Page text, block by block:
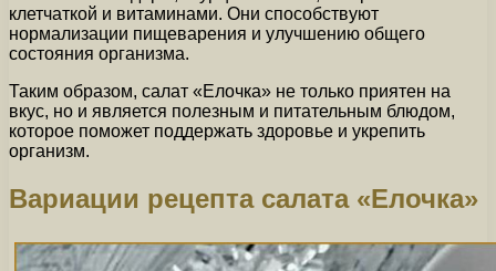
клетчаткой и витаминами. Они способствуют
нормализации пищеварения и улучшению общего
состояния организма.
Таким образом, салат «Елочка» не только приятен на
вкус, но и является полезным и питательным блюдом,
которое поможет поддержать здоровье и укрепить
организм.
Вариации рецепта салата «Елочка»